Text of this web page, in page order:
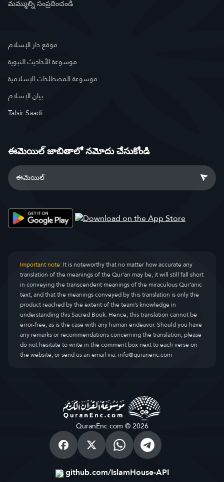
మమ్ముల్ని సంప్రదించండి
موقع دار الإسلام
موسوعة الأحاديث النبوية
موسوعة المصطلحات الإسلامية
بيان الإسلام
Tafsir Saadi
ఈమెయిల్ జాబితాలో నమోదు చేసుకోండి
Important note:It is noteworthy that no matter how accurate any
translation of the meanings of the Qur’an may be, it will still fall short
in conveying the transcendent meanings of the miraculous Qur’anic
text, and that the meanings conveyed by this translation is only the
product reached by the extent of the team’s knowledge in
understanding this Sacred Book. Hence, this translation cannot be
error-free, as is the case with any human endeavor. Should you have
any remarks or recommendations concerning the translation, please
do not hesitate to write in the comment box next to each verse on
the website, or send us an email via:info@quranenc.com
QuranEnc.com © 2026
github.com/IslamHouse-API